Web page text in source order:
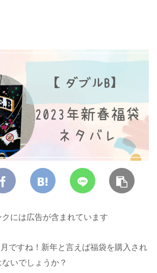
には広告が含まれています
ですね！新年と言えば福袋を購入され
いでしょうか？